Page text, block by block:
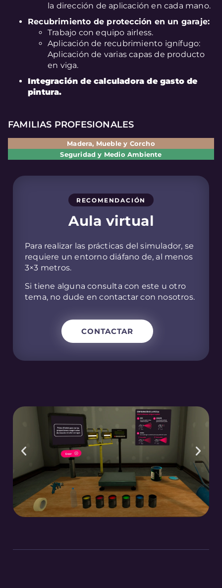
RECOMENDACIÓN
Aula virtual
Para realizar las prácticas del simulador, se
requiere un entorno diáfano de, al menos
3×3 metros.
Si tiene alguna consulta con este u otro
tema, no dude en contactar con nosotros.
CONTACTAR
la dirección de aplicación en cada mano.
Recubrimiento de protección en un garaje:
Trabajo con equipo airless.
Aplicación de recubrimiento ignífugo:
Aplicación de varias capas de producto
en viga.
Integración de calculadora de gasto de
pintura.
FAMILIAS PROFESIONALES
Madera, Mueble y Corcho
Seguridad y Medio Ambiente